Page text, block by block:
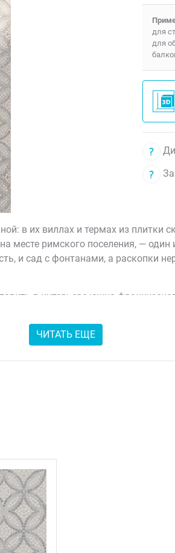
для
для
в их виллах и термах из
римского поселения, — один
и сад с фонтанами, а раскопки
в интерьере южно-
микса свет на плитке играет
материал, который
ЧИТАТЬ ЕЩЕ